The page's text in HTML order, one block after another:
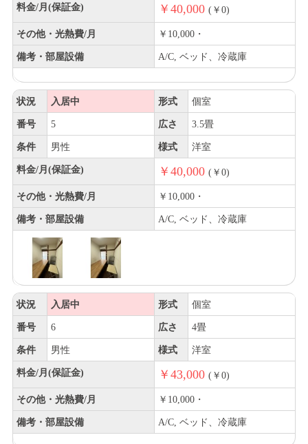
料金/月(保証金) ￥40,000 (￥0)
その他・光熱費/月 ￥10,000・
備考・部屋設備 A/C, ベッド、冷蔵庫
状況 入居中 形式 個室
番号 5 広さ 3.5畳
条件 男性 様式 洋室
料金/月(保証金) ￥40,000 (￥0)
その他・光熱費/月 ￥10,000・
備考・部屋設備 A/C, ベッド、冷蔵庫
状況 入居中 形式 個室
番号 6 広さ 4畳
条件 男性 様式 洋室
料金/月(保証金) ￥43,000 (￥0)
その他・光熱費/月 ￥10,000・
備考・部屋設備 A/C, ベッド、冷蔵庫